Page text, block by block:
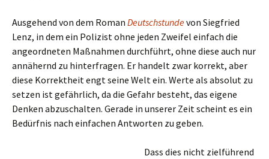
Ausgehend von dem Roman Deutschstundevon Siegfried
Lenz, in dem ein Polizist ohne jeden Zweifel einfach die
angeordneten Maßnahmen durchführt, ohne diese auch nur
annähernd zu hinterfragen. Er handelt zwar korrekt, aber
diese Korrektheit engt seine Welt ein. Werte als absolut zu
setzen ist gefährlich, da die Gefahr besteht, das eigene
Denken abzuschalten. Gerade in unserer Zeit scheint es ein
Bedürfnis nach einfachen Antworten zu geben.
Dass dies nicht zielführend